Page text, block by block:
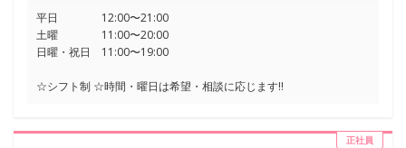
平日 12:00〜21:00
土曜 11:00〜20:00
日曜・祝日 11:00〜19:00
☆シフト制 ☆時間・曜日は希望・相談に応じます!!
正社員